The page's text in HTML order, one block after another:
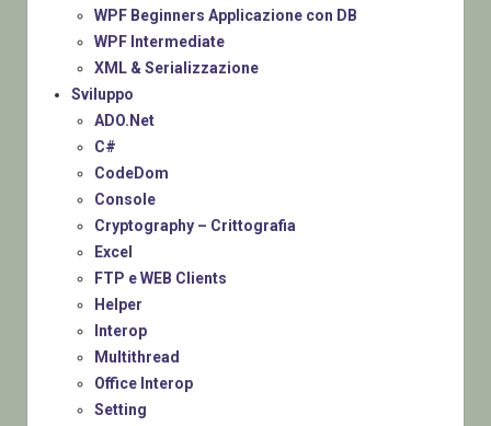
WPF Beginners Applicazione con DB
WPF Intermediate
XML & Serializzazione
Sviluppo
ADO.Net
C#
CodeDom
Console
Cryptography – Crittografia
Excel
FTP e WEB Clients
Helper
Interop
Multithread
Office Interop
Setting